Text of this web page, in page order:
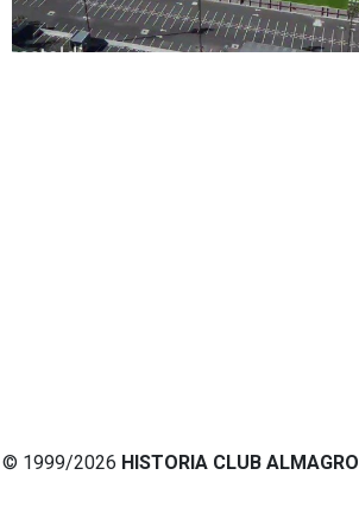
© 1999/2026 HISTORIA CLUB ALMAGRO